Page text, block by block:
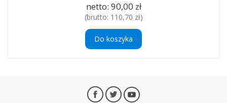
netto: 90,00 zł
(brutto: 110,70 zł)
Do koszyka